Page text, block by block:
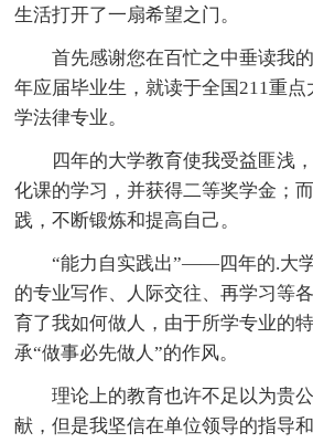
生活打开了一扇希望之门。
首先感谢您在百忙之中垂读我
年应届毕业生，就读于全国211重
学法律专业。
四年的大学教育使我受益匪浅
化课的学习，并获得二等奖学金；
践，不断锻炼和提高自己。
“能力自实践出”——四年的.大
的专业写作、人际交往、再学习等
育了我如何做人，由于所学专业的
承“做事必先做人”的作风。
理论上的教育也许不足以为贵
献，但是我坚信在单位领导的指导